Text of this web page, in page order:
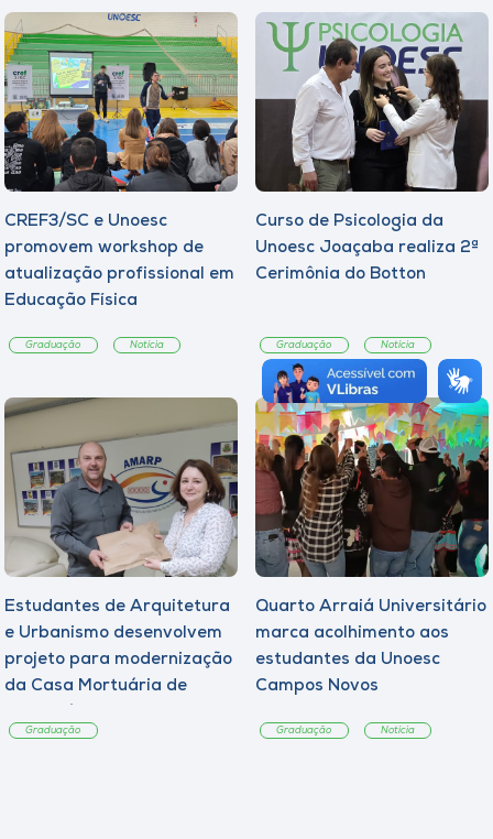
CREF3/SC e Unoesc
promovem workshop de
atualização profissional em
Educação Física
Graduação Notícia
Curso de Psicologia da
Unoesc Joaçaba realiza 2ª
Cerimônia do Botton
Graduação Notícia
Estudantes de Arquitetura
e Urbanismo desenvolvem
projeto para modernização
da Casa Mortuária de
Graduação
Quarto Arraiá Universitário
marca acolhimento aos
estudantes da Unoesc
Campos Novos
Graduação Notícia